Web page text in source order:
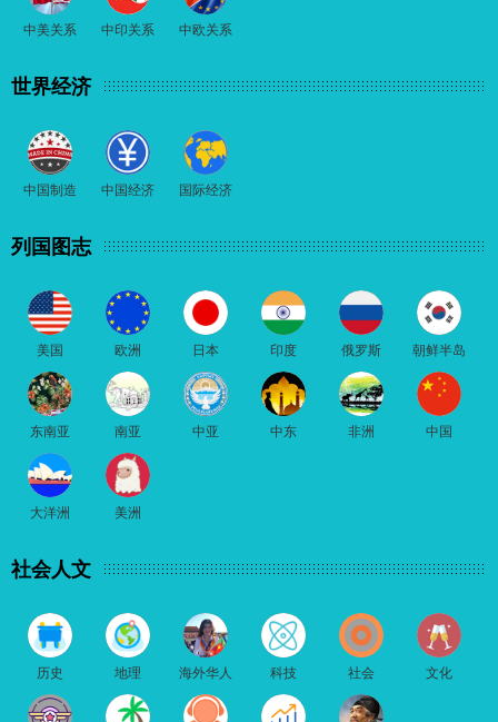
中美关系 中印关系 中欧关系
世界经济
中国制造 中国经济 国际经济
列国图志
美国 欧洲 日本 印度 俄罗斯 朝鲜半岛
东南亚 南亚 中亚 中东 非洲 中国
大洋洲 美洲
社会人文
历史 地理 海外华人 科技 社会 文化